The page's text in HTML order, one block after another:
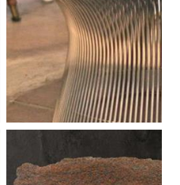
Rosso Alicante. Marmo. .